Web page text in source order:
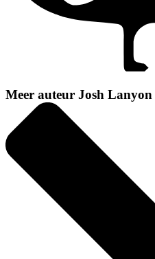
Meer auteur Josh Lanyon